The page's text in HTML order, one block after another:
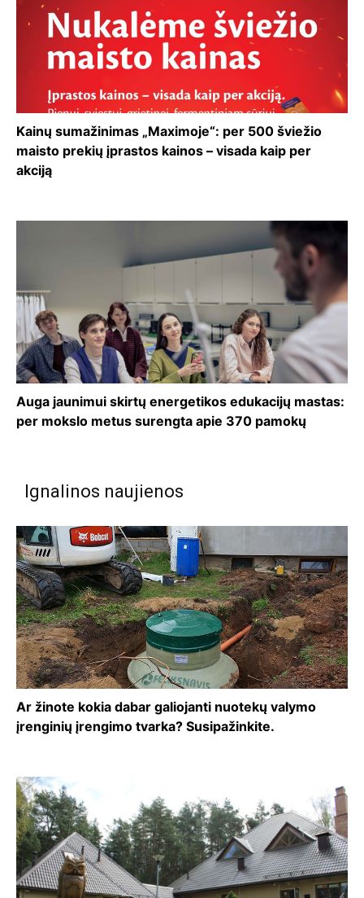
Kainų sumažinimas „Maximoje“: per 500 šviežio
maisto prekių įprastos kainos – visada kaip per
akciją
Auga jaunimui skirtų energetikos edukacijų mastas:
per mokslo metus surengta apie 370 pamokų
Ignalinos naujienos
Ar žinote kokia dabar galiojanti nuotekų valymo
įrenginių įrengimo tvarka? Susipažinkite.